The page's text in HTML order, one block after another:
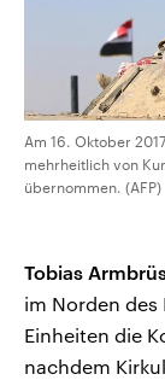
Am 16. Oktober
mehrheitlich von
übernommen. (AFP)
Tobias
im Norden des
Einheiten die
nachdem